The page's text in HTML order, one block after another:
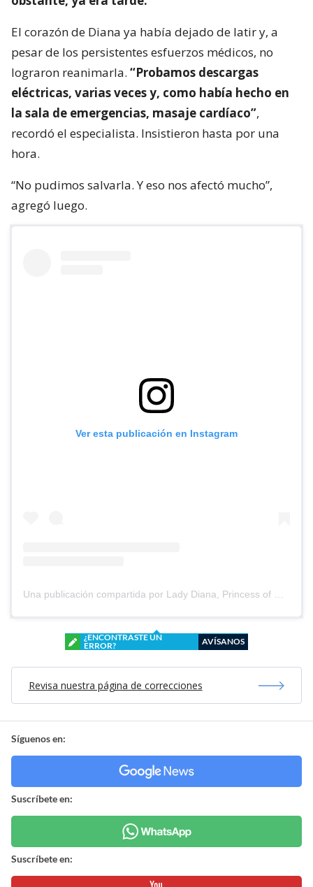
El corazón de Diana ya había dejado de latir y, a
pesar de los persistentes esfuerzos médicos, no
lograron reanimarla. “Probamos descargas
eléctricas, varias veces y, como había hecho en
la sala de emergencias, masaje cardíaco”,
recordó el especialista. Insistieron hasta por una
hora.
“No pudimos salvarla. Y eso nos afectó mucho”,
agregó luego.
Ver esta publicación en Instagram
¿ENCONTRASTE UN
ERROR?
AVÍSANOS
Revisa nuestra página de correcciones
Síguenos en:
Suscríbete en:
Suscríbete en: